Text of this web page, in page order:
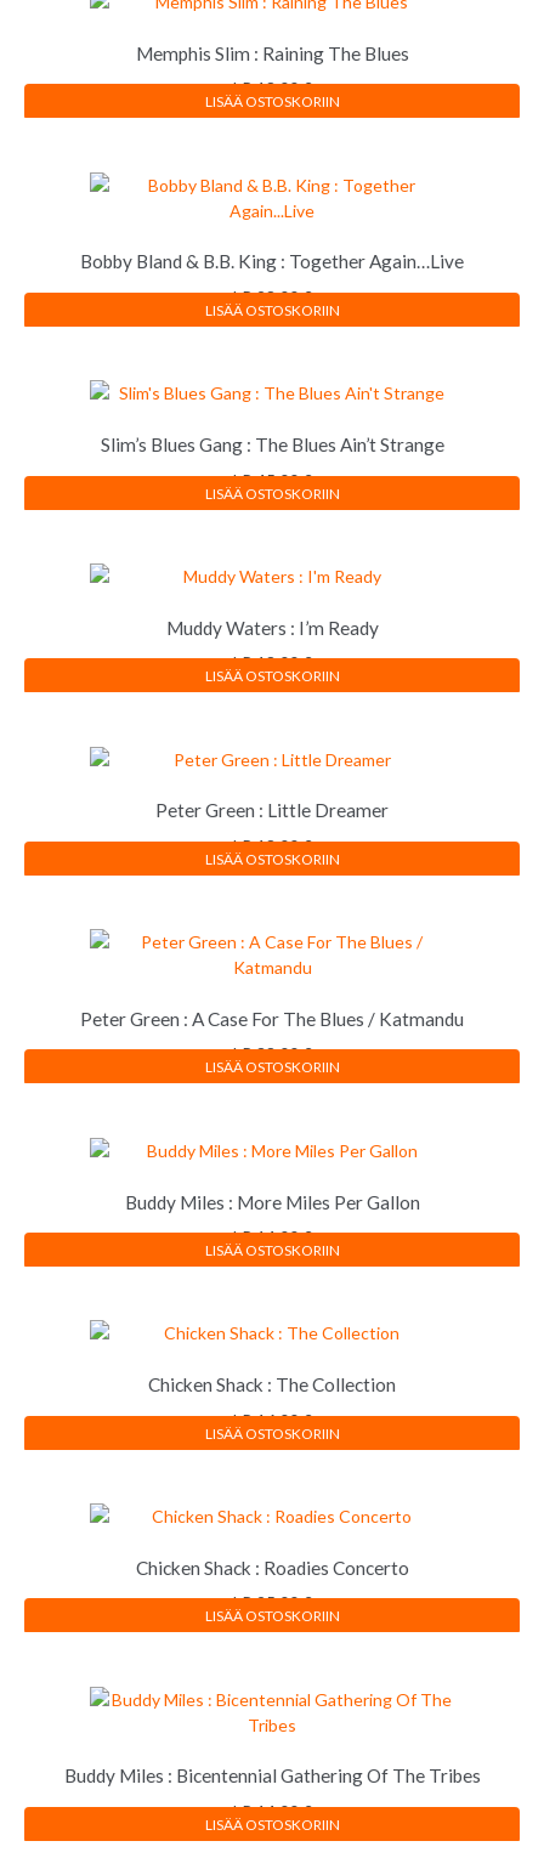
Memphis Slim : Raining The Blues
LP18,00€
LISÄÄ OSTOSKORIIN
Bobby Bland & B.B. King : Together Again…Live
LP28,00€
LISÄÄ OSTOSKORIIN
Slim’s Blues Gang : The Blues Ain’t Strange
LP45,00€
LISÄÄ OSTOSKORIIN
Muddy Waters : I’m Ready
LP18,00€
LISÄÄ OSTOSKORIIN
Peter Green : Little Dreamer
LP18,00€
LISÄÄ OSTOSKORIIN
Peter Green : A Case For The Blues / Katmandu
LP38,00€
LISÄÄ OSTOSKORIIN
Buddy Miles : More Miles Per Gallon
LP14,00€
LISÄÄ OSTOSKORIIN
Chicken Shack : The Collection
LP16,00€
LISÄÄ OSTOSKORIIN
Chicken Shack : Roadies Concerto
LP25,00€
LISÄÄ OSTOSKORIIN
Buddy Miles : Bicentennial Gathering Of The Tribes
LP14,00€
LISÄÄ OSTOSKORIIN